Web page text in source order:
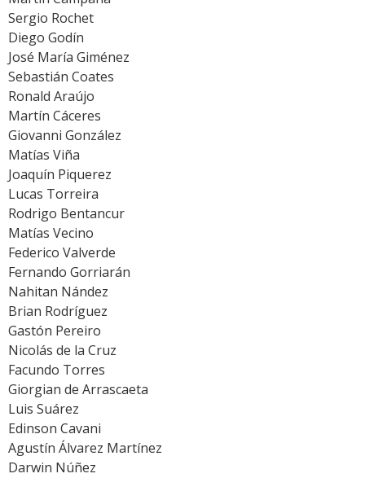
Sergio Rochet
Diego Godín
José María Giménez
Sebastián Coates
Ronald Araújo
Martín Cáceres
Giovanni González
Matías Viña
Joaquín Piquerez
Lucas Torreira
Rodrigo Bentancur
Matías Vecino
Federico Valverde
Fernando Gorriarán
Nahitan Nández
Brian Rodríguez
Gastón Pereiro
Nicolás de la Cruz
Facundo Torres
Giorgian de Arrascaeta
Luis Suárez
Edinson Cavani
Agustín Álvarez Martínez
Darwin Núñez